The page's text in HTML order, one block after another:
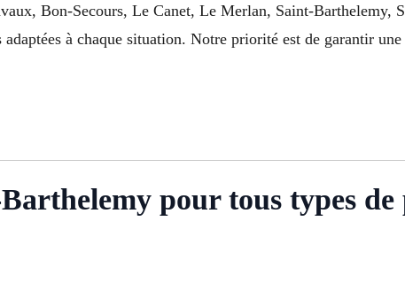
Bon-Secours, Le Canet, Le Merlan, Saint-Barthelemy,
à chaque situation. Notre priorité est de garantir
pour tous types de